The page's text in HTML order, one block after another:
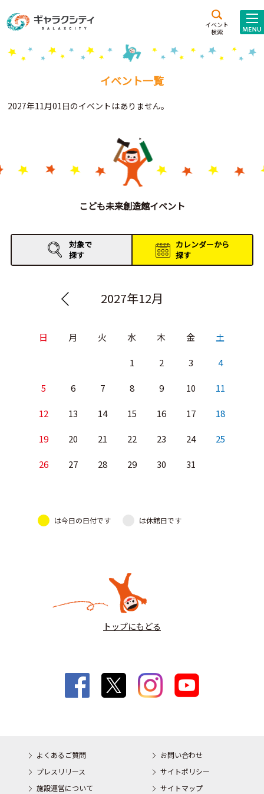
イベント
検索
施設案内
こども
西新井
施設･
Gがくえん
お知らせ
イベントレポート
イベント一覧
2027年11月01日のイベントはありません。
こども未来創造館イベント
対象で
探す
カレンダーから
探す
2027年12月
日 月 火 水 木 金 土
1 2 3 4
5 6 7 8 9 10 11
12 13 14 15 16 17 18
19 20 21 22 23 24 25
26 27 28 29 30 31
は今日の日付です は休館日です
トップにもどる
よくあるご質問
お問い合わせ
プレスリリース
サイトポリシー
施設運営について
サイトマップ